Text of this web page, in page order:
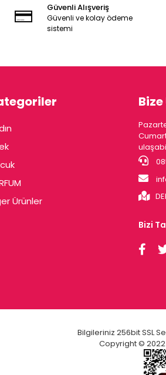
Güvenli Alışveriş
Güvenli ve kolay ödeme
sistemi
Ürünler
Bize
Bizi
Bilgileriniz 256bit SSL
Copyright © 2022